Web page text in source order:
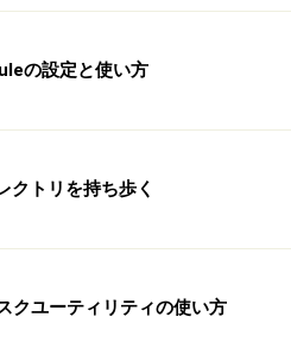
の設定と使い方
クトリを持ち歩く
クユーティリティの使い方